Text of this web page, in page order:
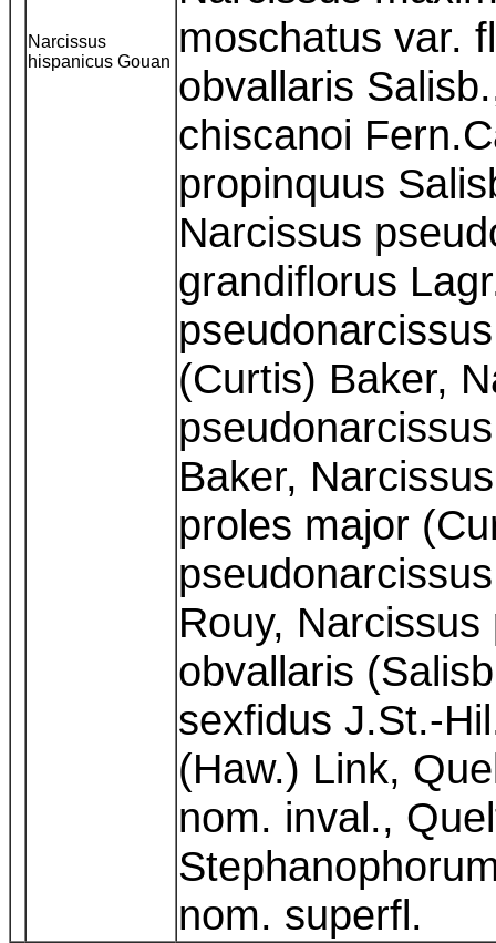
Narcissus
hispanicus Gouan
moschatus var.
obvallaris
chiscanoi
propinquus
Narcissus
grandiflorus
(Curtis) Baker,
Baker,
proles major
Rouy,
obvallaris
sexfidus J.St.-
(Haw.) Link,
nom. inval.,
nom. superfl.